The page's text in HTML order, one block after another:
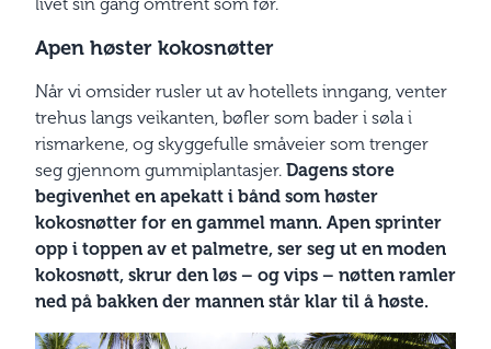
Apen høster kokosnøtter
Når vi omsider rusler ut av hotellets inngang, venter
trehus langs veikanten, bøfler som bader i søla i
rismarkene, og skyggefulle småveier som trenger
seg gjennom gummiplantasjer. Dagens store
begivenhet en apekatt i bånd som høster
kokosnøtter for en gammel mann. Apen sprinter
opp i toppen av et palmetre, ser seg ut en moden
kokosnøtt, skrur den løs – og vips – nøtten ramler
ned på bakken der mannen står klar til å høste.